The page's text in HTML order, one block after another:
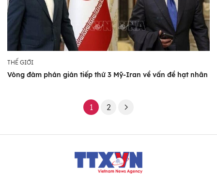
THẾ GIỚI
Vòng đàm phán gián tiếp thứ 3 Mỹ-Iran về vấn đề hạt nhân
1 2